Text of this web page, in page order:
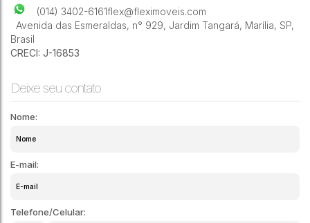
(014) 3402-6161flex@fleximoveis.com
Avenida das Esmeraldas, n° 929, Jardim Tangará, Marília, SP,
Brasil
CRECI: J-16853
Deixe seu contato
Nome:
E-mail:
Telefone/Celular: